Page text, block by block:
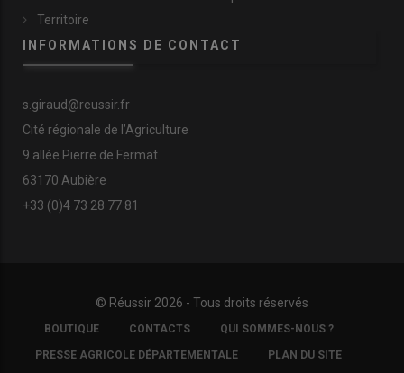
Territoire
INFORMATIONS DE CONTACT
s.giraud@reussir.fr
Cité régionale de l’Agriculture
9 allée Pierre de Fermat
63170 Aubière
+33 (0)4 73 28 77 81
© Réussir 2026 - Tous droits réservés
FOOTER
COPYRIGHT
BOUTIQUE CONTACTS QUI SOMMES-NOUS ?
PRESSE AGRICOLE DÉPARTEMENTALE PLAN DU SITE